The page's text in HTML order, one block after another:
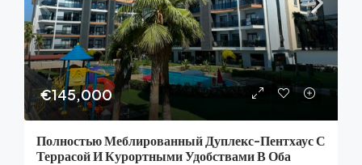
€145,000
Полностью Меблированный Дуплекс-Пентхаус С
Террасой И Курортными Удобствами В Оба